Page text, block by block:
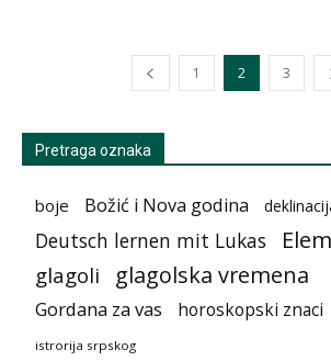
1 2 3
Pretraga oznaka
boje Božić i Nova godina
Deutsch lernen mit Lukas
glagoli glagolska vremena
Gordana za vas horoskopski znaci
istrorija srpskog